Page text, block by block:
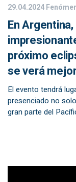
29.04.2024
En
próximo
se verá
El evento tendrá
presenciado no
gran parte del